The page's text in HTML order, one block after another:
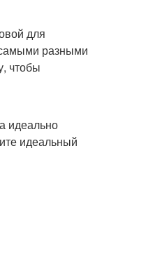
для
разными
чтобы
идеально
идеальный